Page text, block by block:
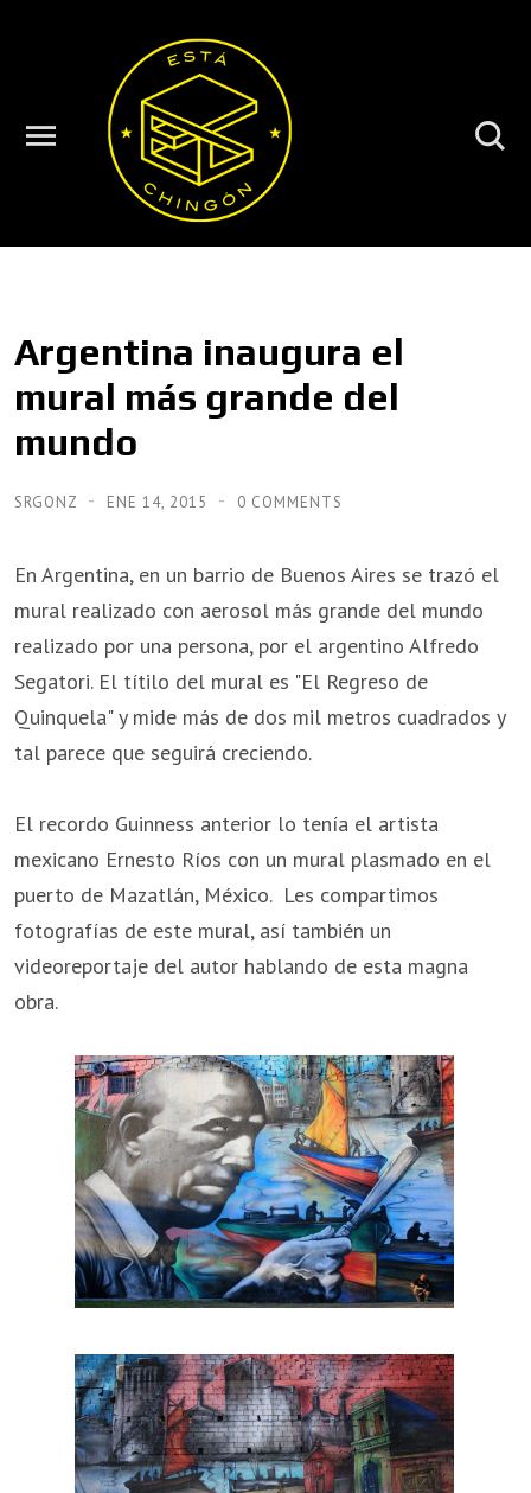
Argentina inaugura el
mural más grande del
mundo
SRGONZ ENE 14, 2015 0 COMMENTS
En Argentina, en un barrio de Buenos Aires se trazó el
mural realizado con aerosol más grande del mundo
realizado por una persona, por el argentino Alfredo
Segatori. El títilo del mural es "El Regreso de
Quinquela" y mide más de dos mil metros cuadrados y
tal parece que seguirá creciendo.
El recordo Guinness anterior lo tenía el artista
mexicano Ernesto Ríos con un mural plasmado en el
puerto de Mazatlán, México. Les compartimos
fotografías de este mural, así también un
videoreportaje del autor hablando de esta magna
obra.